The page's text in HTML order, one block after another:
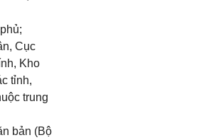
Cục
Kho
tỉnh,
trung
bản (Bộ